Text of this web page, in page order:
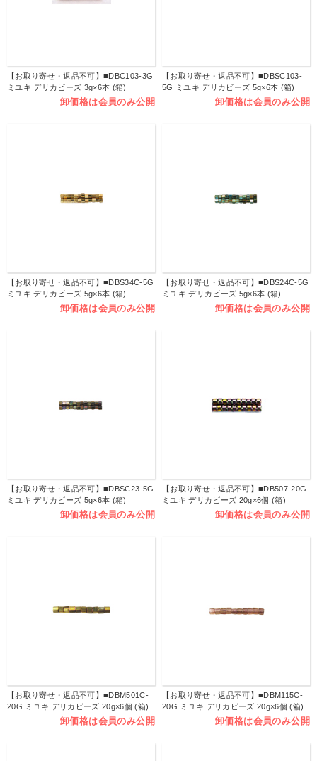
【お取り寄せ・返品不可】■DBC103-3G
ミユキ デリカビーズ 3g×6本 (箱)
卸価格は会員のみ公開
【お取り寄せ・返品不可】■DBSC103-
5G ミユキ デリカビーズ 5g×6本 (箱)
卸価格は会員のみ公開
【お取り寄せ・返品不可】■DBS34C-5G
ミユキ デリカビーズ 5g×6本 (箱)
卸価格は会員のみ公開
【お取り寄せ・返品不可】■DBS24C-5G
ミユキ デリカビーズ 5g×6本 (箱)
卸価格は会員のみ公開
【お取り寄せ・返品不可】■DBSC23-5G
ミユキ デリカビーズ 5g×6本 (箱)
卸価格は会員のみ公開
【お取り寄せ・返品不可】■DB507-20G
ミユキ デリカビーズ 20g×6個 (箱)
卸価格は会員のみ公開
【お取り寄せ・返品不可】■DBM501C-
20G ミユキ デリカビーズ 20g×6個 (箱)
卸価格は会員のみ公開
【お取り寄せ・返品不可】■DBM115C-
20G ミユキ デリカビーズ 20g×6個 (箱)
卸価格は会員のみ公開